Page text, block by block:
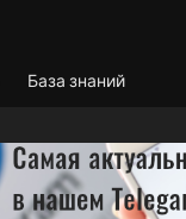
База знаний